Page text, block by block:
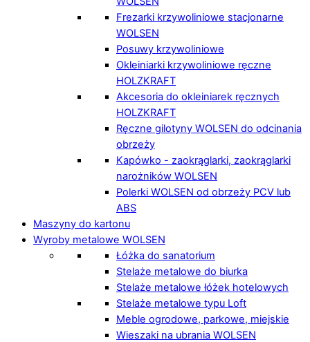
Frezarki krzywoliniowe stacjonarne
WOLSEN
Posuwy krzywoliniowe
Okleiniarki krzywoliniowe ręczne
HOLZKRAFT
Akcesoria do okleiniarek ręcznych
HOLZKRAFT
Ręczne gilotyny WOLSEN do odcinania
obrzeży
Kapówko - zaokrąglarki, zaokrąglarki
narożników WOLSEN
Polerki WOLSEN od obrzeży PCV lub
ABS
Maszyny do kartonu
Wyroby metalowe WOLSEN
Łóżka do sanatorium
Stelaże metalowe do biurka
Stelaże metalowe łóżek hotelowych
Stelaże metalowe typu Loft
Meble ogrodowe, parkowe, miejskie
Wieszaki na ubrania WOLSEN